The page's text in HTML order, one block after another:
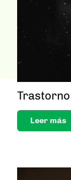
Trastorno
Leer más